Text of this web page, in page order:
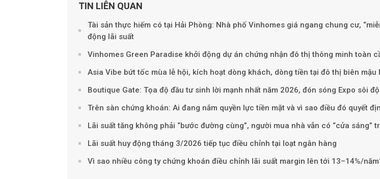
TIN LIÊN QUAN
Tài sản thực hiếm có tại Hải Phòng: Nhà phố Vinhomes giá ngang chung cư,
động lãi suất
Vinhomes Green Paradise khởi động dự án chứng nhận đô thị thông minh toàn
Asia Vibe bứt tốc mùa lễ hội, kích hoạt dòng khách, dòng tiền tại đô thị biên mậu
Boutique Gate: Tọa độ đầu tư sinh lời mạnh nhất năm 2026, đón sóng Expo sôi
Trên sàn chứng khoán: Ai đang nắm quyền lực tiền mặt và vì sao điều đó quyết
Lãi suất tăng không phải “bước đường cùng”, người mua nhà vẫn có “cửa sáng”
Lãi suất huy động tháng 3/2026 tiếp tục điều chỉnh tại loạt ngân hàng
Vì sao nhiều công ty chứng khoán điều chỉnh lãi suất margin lên tới 13–14%/